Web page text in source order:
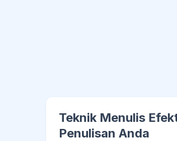
Teknik Menulis
Penulisan Anda